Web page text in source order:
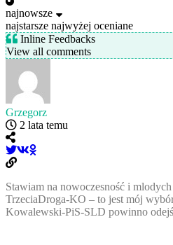
najnowsze
najstarsze najwyżej oceniane
Inline Feedbacks
View all comments
Grzegorz
2 lata temu
Stawiam na nowoczesność i
TrzeciaDroga-KO – to jest mój
Kowalewski-PiS-SLD powinno